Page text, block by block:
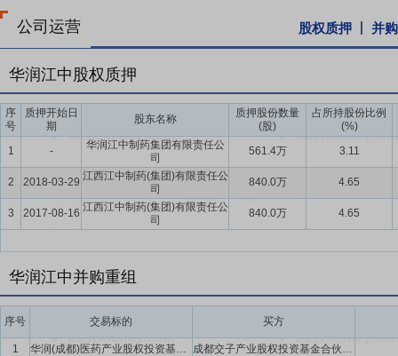
公司运营 股权质押 并
华润江中股权质押
序
号
质押开始日
期
股东名称
质押股份数量
(股)
占所持股份比例
(%)
1
-
华润江中制药集团有限责任公
司
561.4万 3.11
2 2018-03-29 江西江中制药(集团)有限责任公
司
840.0万 4.65
3 2017-08-16 江西江中制药(集团)有限责任公
司
840.0万 4.65
华润江中并购重组
序号 交易标的 买方
1 华润(成都)医药产业股权投资基金合伙企业(有限合伙)(暂定名)
成都交子产业股权投资基金合伙企业(有限合伙),江中药业股份有限公司,华润医药投资有限公司,成都市重大产业化项目二期股权投资基金有限公司,成都生物城菁创股权投资基金合伙企业(有限合伙),华润双鹤药业股份有限公司,华润医药(成都)企业管理合伙企业(有限合伙),华润博雅生物制药集团股份有限公司,上海复星医药产业发展有限公司,成都润药产业投资合伙企业(有限合伙)(暂定名),东阿阿胶股份有限公司,成都高新策源启航股权投资基金合伙企业(有限合伙)